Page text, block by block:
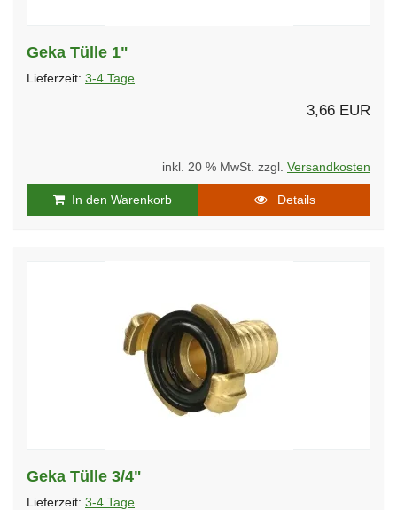
Geka Tülle 1"
Lieferzeit: 3-4 Tage
3,66 EUR
inkl. 20 % MwSt. zzgl. Versandkosten
In den Warenkorb Details
Geka Tülle 3/4"
Lieferzeit: 3-4 Tage